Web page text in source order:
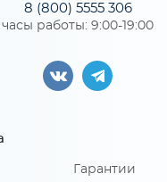
Белый/
ЛДСП
8 (800) 5555 306
часы работы: 9:00-19:00
Гарантии